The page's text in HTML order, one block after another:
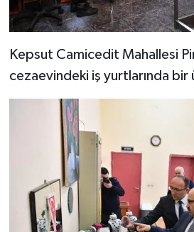
Kepsut Camicedit Mahallesi
cezaevindeki iş yurtlarında bir